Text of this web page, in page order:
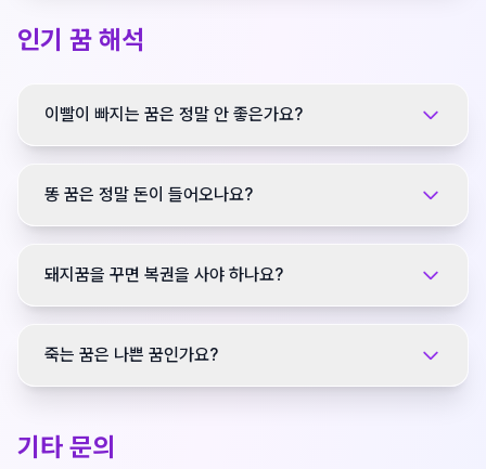
인기 꿈 해석
이빨이 빠지는 꿈은 정말 안 좋은가요?
똥 꿈은 정말 돈이 들어오나요?
돼지꿈을 꾸면 복권을 사야 하나요?
죽는 꿈은 나쁜 꿈인가요?
기타 문의